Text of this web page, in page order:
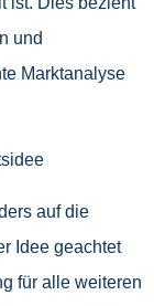
und
Marktanalyse
auf die
Idee geachtet
für alle weiteren